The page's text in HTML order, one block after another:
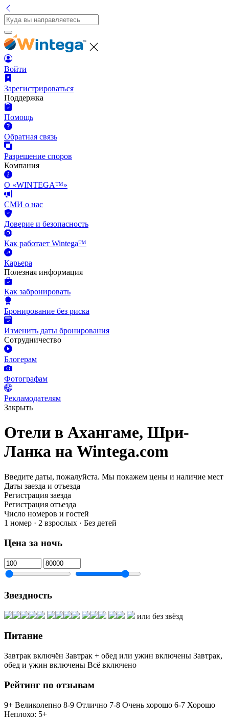
Войти
Зарегистрироваться
Поддержка
Помощь
Обратная связь
Разрешение споров
Компания
О «WINTEGA™»
СМИ о нас
Доверие и безопасность
Как работает Wintega™
Карьера
Полезная информация
Как забронировать
Бронирование без риска
Изменить даты бронирования
Сотрудничество
Блогерам
Фотографам
Рекламодателям
Закрыть
Отели в Ахангаме, Шри-
Ланка на Wintega.com
Введите даты, пожалуйста. Мы покажем цены и наличие мест
Даты заезда и отъезда
Регистрация заезда
Регистрация отъезда
Число номеров и гостей
1 номер · 2 взрослых · Без детей
Цена за ночь
Звездность
или без звёзд
Питание
Завтрак включён Завтрак + обед или ужин включены Завтрак,
обед и ужин включены Всё включено
Рейтинг по отзывам
9+ Великолепно 8-9 Отлично 7-8 Очень хорошо 6-7 Хорошо
Неплохо: 5+